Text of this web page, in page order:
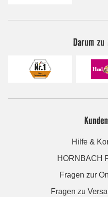
Darum zu
Hilfe &
HORNBACH
Fragen zur
Fragen zu